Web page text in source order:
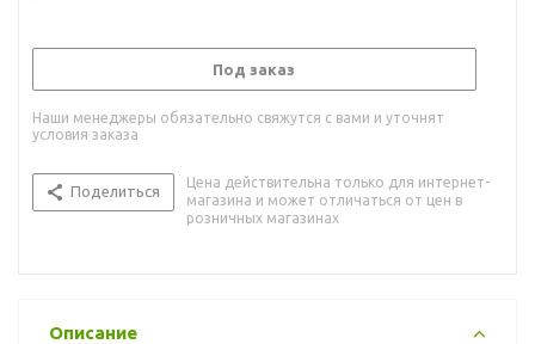
Под заказ
Наши менеджеры обязательно свяжутся с вами и уточнят
условия заказа
Поделиться
Цена действительна только для интернет-
магазина и может отличаться от цен в
розничных магазинах
Описание